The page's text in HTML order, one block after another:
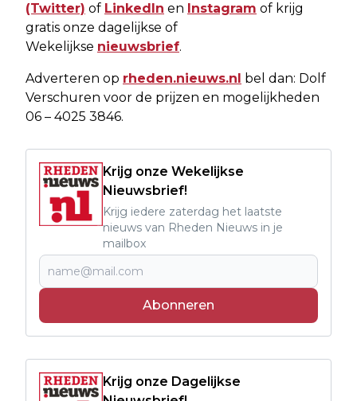
(Twitter) of LinkedIn en Instagram of krijg
gratis onze dagelijkse of
Wekelijkse nieuwsbrief.
Adverteren op rheden.nieuws.nl bel dan: Dolf
Verschuren voor de prijzen en mogelijkheden
06 – 4025 3846.
Krijg onze Wekelijkse
Nieuwsbrief!
Krijg iedere zaterdag het laatste
nieuws van Rheden Nieuws in je
mailbox
Abonneren
Krijg onze Dagelijkse